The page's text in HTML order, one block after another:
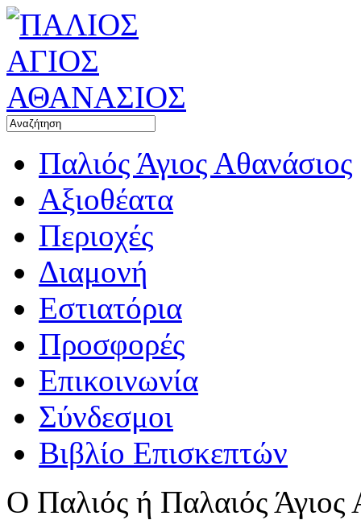
Παλιός Άγιος Αθανάσιος
Αξιοθέατα
Περιοχές
Διαμονή
Εστιατόρια
Προσφορές
Επικοινωνία
Σύνδεσμοι
Βιβλίο Επισκεπτών
Ο Παλιός ή Παλαιός